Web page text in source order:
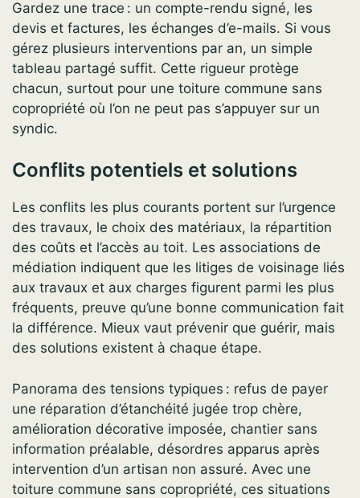
Gardez une trace : un compte-rendu signé, les
devis et factures, les échanges d’e-mails. Si vous
gérez plusieurs interventions par an, un simple
tableau partagé suffit. Cette rigueur protège
chacun, surtout pour une toiture commune sans
copropriété où l’on ne peut pas s’appuyer sur un
syndic.
Conflits potentiels et solutions
Les conflits les plus courants portent sur l’urgence
des travaux, le choix des matériaux, la répartition
des coûts et l’accès au toit. Les associations de
médiation indiquent que les litiges de voisinage liés
aux travaux et aux charges figurent parmi les plus
fréquents, preuve qu’une bonne communication fait
la différence. Mieux vaut prévenir que guérir, mais
des solutions existent à chaque étape.
Panorama des tensions typiques : refus de payer
une réparation d’étanchéité jugée trop chère,
amélioration décorative imposée, chantier sans
information préalable, désordres apparus après
intervention d’un artisan non assuré. Avec une
toiture commune sans copropriété, ces situations